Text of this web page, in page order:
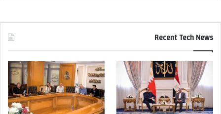
Recent Tech News